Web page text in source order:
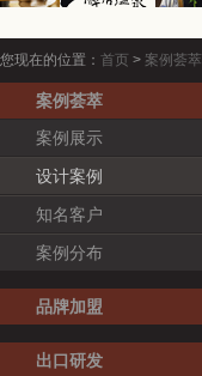
您现在的位置： 首页 > 案例荟萃
案例荟萃
案例展示
设计案例
知名客户
案例分布
品牌加盟
出口研发